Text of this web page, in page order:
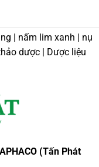
| nấm lim xanh | nụ
dược | Dược liệu
(Tấn Phát